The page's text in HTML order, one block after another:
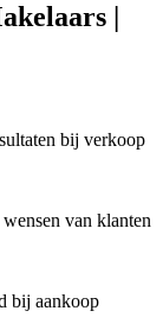
|
bij verkoop
van klanten
bij aankoop